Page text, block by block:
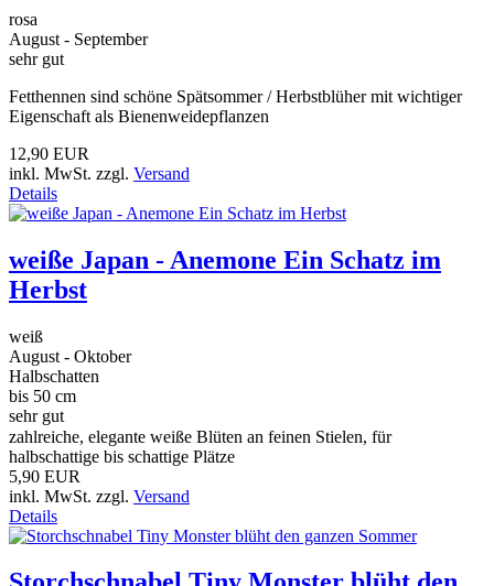
rosa
August - September
sehr gut
Fetthennen sind schöne Spätsommer / Herbstblüher mit wichtiger
Eigenschaft als Bienenweidepflanzen
12,90 EUR
inkl. MwSt. zzgl. Versand
Details
weiße Japan - Anemone Ein Schatz im
Herbst
weiß
August - Oktober
Halbschatten
bis 50 cm
sehr gut
zahlreiche, elegante weiße Blüten an feinen Stielen, für
halbschattige bis schattige Plätze
5,90 EUR
inkl. MwSt. zzgl. Versand
Details